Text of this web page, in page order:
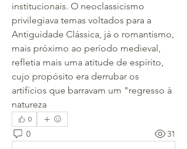
institucionais. O neoclassicismo
privilegiava temas voltados para a
Antiguidade Clássica, já o romantismo,
mais próximo ao período medieval,
refletia mais uma atitude de espírito,
cujo propósito era derrubar os
artifícios que barravam um "regresso à
natureza
0
0 31